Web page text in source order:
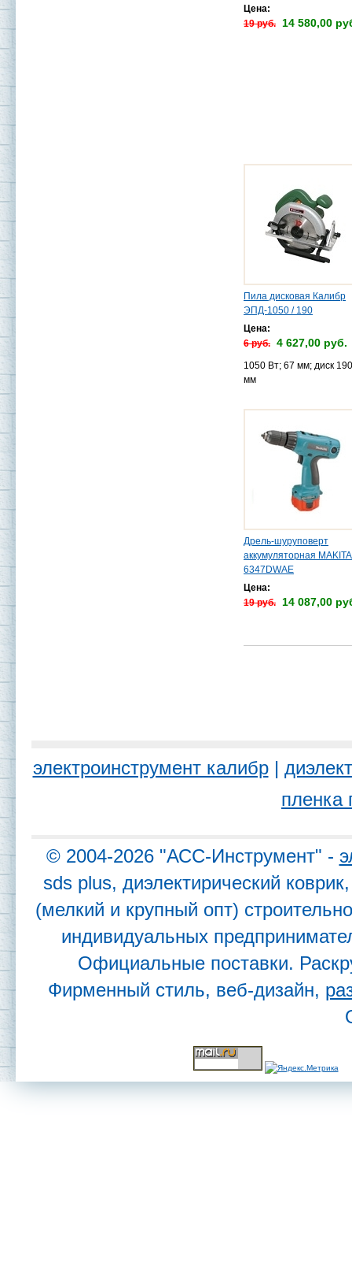
Цена:
19 руб.
14 580,00
Пила дисковая Калибр
ЭПД-1050 / 190
Цена:
6 руб. 4 627,00 руб.
1050 Вт; 67 мм; диск
мм
Дрель-шуруповерт
аккумуляторная MAKITA
6347DWАE
Цена:
19 руб.
14 087,00
электроинструмент калибр|
пленка
© 2004-2026 "АСС-Инструмент" -
sds plus, диэлектирический
(мелкий и крупный опт)
индивидуальных
Официальные поставки.
Фирменный стиль, веб-дизайн,